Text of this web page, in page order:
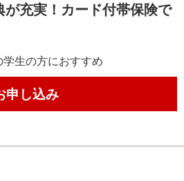
が充実！カード付帯保険で
生の方におすすめ
申し込み